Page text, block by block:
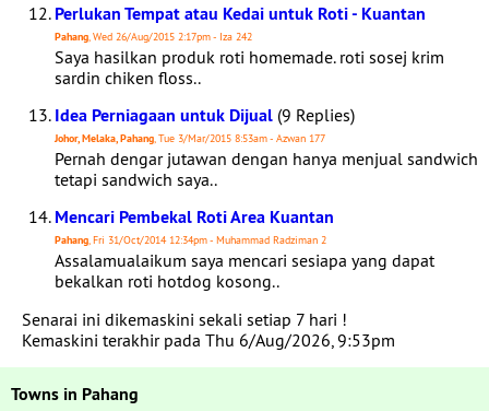
Perlukan Tempat atau Kedai untuk Roti - Kuantan
Pahang, Wed 26/Aug/2015 2:17pm - Iza 242
Saya hasilkan produk roti homemade. roti sosej krim
sardin chiken floss..
Idea Perniagaan untuk Dijual (9 Replies)
Johor, Melaka, Pahang, Tue 3/Mar/2015 8:53am - Azwan 177
Pernah dengar jutawan dengan hanya menjual sandwich
tetapi sandwich saya..
Mencari Pembekal Roti Area Kuantan
Pahang, Fri 31/Oct/2014 12:34pm - Muhammad Radziman 2
Assalamualaikum saya mencari sesiapa yang dapat
bekalkan roti hotdog kosong..
Senarai ini dikemaskini sekali setiap 7 hari !
Kemaskini terakhir pada Thu 6/Aug/2026, 9:53pm
Towns in Pahang